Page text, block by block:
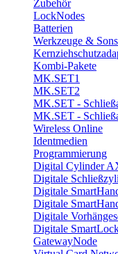
Zubehör
LockNodes
Batterien
Werkzeuge &
Kombi-Pakete
MK.SET1
MK.SET2
MK.SET -
MK.SET -
Wireless Online
Identmedien
Programmierung
Digital Cylinder
Digitale
Digitale
Digitale
Digitale
Digitale
GatewayNode